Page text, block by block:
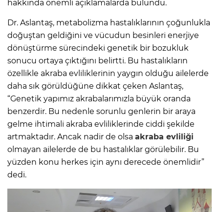
hakkında önemli açıklamalarda bulundu.
Dr. Aslantaş, metabolizma hastalıklarının çoğunlukla
doğuştan geldiğini ve vücudun besinleri enerjiye
dönüştürme sürecindeki genetik bir bozukluk
sonucu ortaya çıktığını belirtti. Bu hastalıkların
özellikle akraba evliliklerinin yaygın olduğu ailelerde
daha sık görüldüğüne dikkat çeken Aslantaş,
“Genetik yapımız akrabalarımızla büyük oranda
benzerdir. Bu nedenle sorunlu genlerin bir araya
gelme ihtimali akraba evliliklerinde ciddi şekilde
artmaktadır. Ancak nadir de olsa akraba evliliği
olmayan ailelerde de bu hastalıklar görülebilir. Bu
yüzden konu herkes için aynı derecede önemlidir”
dedi.